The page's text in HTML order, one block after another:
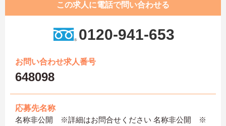
この求人に電話で問い合わせる
0120-941-653
お問い合わせ求人番号
648098
応募先名称
名称非公開 ※詳細はお問合せください 名称非公開 ※